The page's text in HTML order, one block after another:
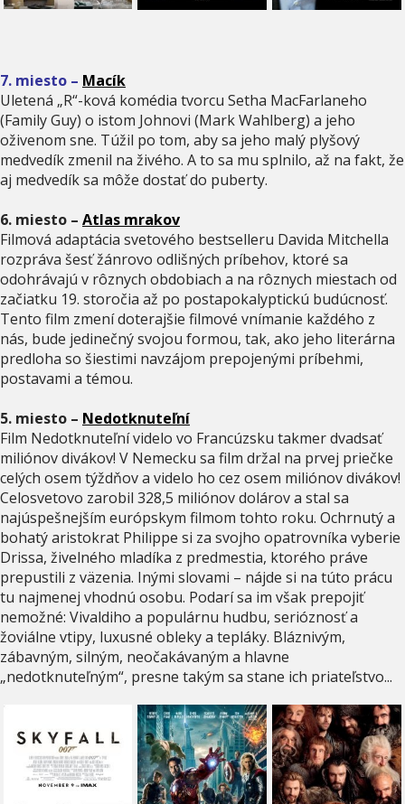
7. miesto – Macík
Uletená „R“-ková komédia tvorcu Setha MacFarlaneho
(Family Guy) o istom Johnovi (Mark Wahlberg) a jeho
oživenom sne. Túžil po tom, aby sa jeho malý plyšový
medvedík zmenil na živého. A to sa mu splnilo, až na fakt, že
aj medvedík sa môže dostať do puberty.
6. miesto – Atlas mrakov
Filmová adaptácia svetového bestselleru Davida Mitchella
rozpráva šesť žánrovo odlišných príbehov, ktoré sa
odohrávajú v rôznych obdobiach a na rôznych miestach od
začiatku 19. storočia až po postapokalyptickú budúcnosť.
Tento film zmení doterajšie filmové vnímanie každého z
nás, bude jedinečný svojou formou, tak, ako jeho literárna
predloha so šiestimi navzájom prepojenými príbehmi,
postavami a témou.
5. miesto – Nedotknuteľní
Film Nedotknuteľní videlo vo Francúzsku takmer dvadsať
miliónov divákov! V Nemecku sa film držal na prvej priečke
celých osem týždňov a videlo ho cez osem miliónov divákov!
Celosvetovo zarobil 328,5 miliónov dolárov a stal sa
najúspešnejším európskym filmom tohto roku. Ochrnutý a
bohatý aristokrat Philippe si za svojho opatrovníka vyberie
Drissa, živelného mladíka z predmestia, ktorého práve
prepustili z väzenia. Inými slovami – nájde si na túto prácu
tu najmenej vhodnú osobu. Podarí sa im však prepojiť
nemožné: Vivaldiho a populárnu hudbu, serióznosť a
žoviálne vtipy, luxusné obleky a tepláky. Bláznivým,
zábavným, silným, neočakávaným a hlavne
„nedotknuteľným“, presne takým sa stane ich priateľstvo...